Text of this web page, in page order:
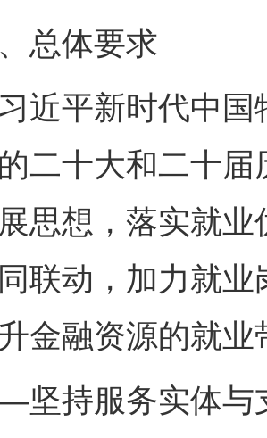
体要求
平新时代中国
二十大和二十
思想，落实就
联动，加力就
金融资源的就
服务实体与支